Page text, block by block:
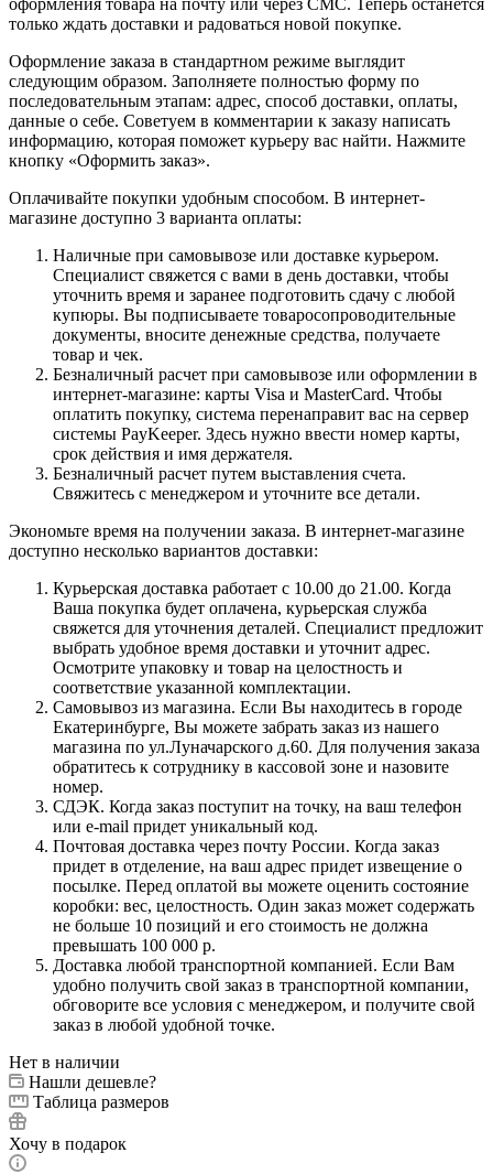
только ждать доставки и радоваться новой покупке.
Оформление заказа в стандартном режиме выглядит
следующим образом. Заполняете полностью форму по
последовательным этапам: адрес, способ доставки, оплаты,
данные о себе. Советуем в комментарии к заказу написать
информацию, которая поможет курьеру вас найти. Нажмите
кнопку «Оформить заказ».
Оплачивайте покупки удобным способом. В интернет-
магазине доступно 3 варианта оплаты:
Наличные при самовывозе или доставке курьером.
Специалист свяжется с вами в день доставки, чтобы
уточнить время и заранее подготовить сдачу с любой
купюры. Вы подписываете товаросопроводительные
документы, вносите денежные средства, получаете
товар и чек.
Безналичный расчет при самовывозе или оформлении в
интернет-магазине: карты Visa и MasterCard. Чтобы
оплатить покупку, система перенаправит вас на сервер
системы PayKeeper. Здесь нужно ввести номер карты,
срок действия и имя держателя.
Безналичный расчет путем выставления счета.
Свяжитесь с менеджером и уточните все детали.
Экономьте время на получении заказа. В интернет-магазине
доступно несколько вариантов доставки:
Курьерская доставка работает с 10.00 до 21.00. Когда
Ваша покупка будет оплачена, курьерская служба
свяжется для уточнения деталей. Специалист предложит
выбрать удобное время доставки и уточнит адрес.
Осмотрите упаковку и товар на целостность и
соответствие указанной комплектации.
Самовывоз из магазина. Если Вы находитесь в городе
Екатеринбурге, Вы можете забрать заказ из нашего
магазина по ул.Луначарского д.60. Для получения заказа
обратитесь к сотруднику в кассовой зоне и назовите
номер.
СДЭК. Когда заказ поступит на точку, на ваш телефон
или e-mail придет уникальный код.
Почтовая доставка через почту России. Когда заказ
придет в отделение, на ваш адрес придет извещение о
посылке. Перед оплатой вы можете оценить состояние
коробки: вес, целостность. Один заказ может содержать
не больше 10 позиций и его стоимость не должна
превышать 100 000 р.
Доставка любой транспортной компанией. Если Вам
удобно получить свой заказ в транспортной компании,
обговорите все условия с менеджером, и получите свой
заказ в любой удобной точке.
Нет в наличии
Нашли дешевле?
Таблица размеров
Хочу в подарок